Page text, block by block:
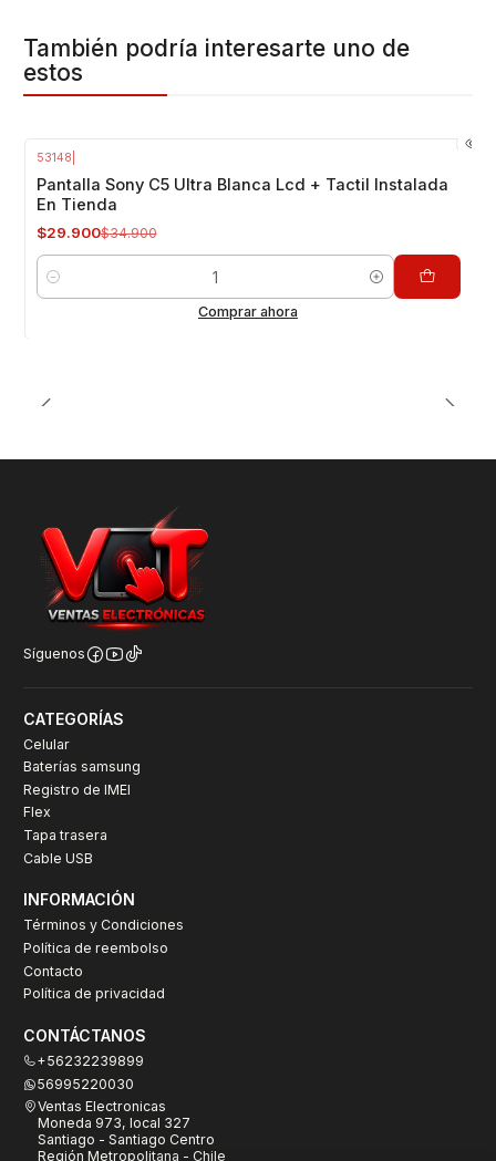
También podría interesarte uno de
estos
53148
Pantalla Sony C5 Ultra Blanca Lcd + Tactil Instalada
En Tienda
$29.900$34.900
Cantidad
Comprar ahora
Síguenos
CATEGORÍAS
Celular
Baterías samsung
Registro de IMEI
Flex
Tapa trasera
Cable USB
INFORMACIÓN
Términos y Condiciones
Política de reembolso
Contacto
Política de privacidad
CONTÁCTANOS
+56232239899
56995220030
Ventas Electronicas
Moneda 973, local 327
Santiago - Santiago Centro
Región Metropolitana - Chile